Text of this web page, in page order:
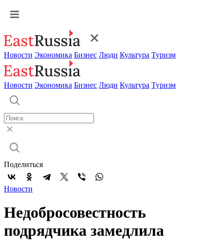
Новости Экономика Бизнес Люди Культура Туризм
Новости Экономика Бизнес Люди Культура Туризм
Поделиться
Новости
Недобросовестность
подрядчика замедлила